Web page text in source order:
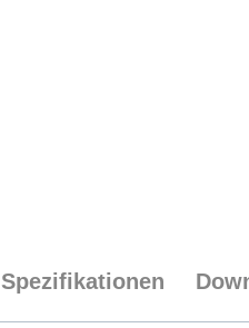
Spezifikationen